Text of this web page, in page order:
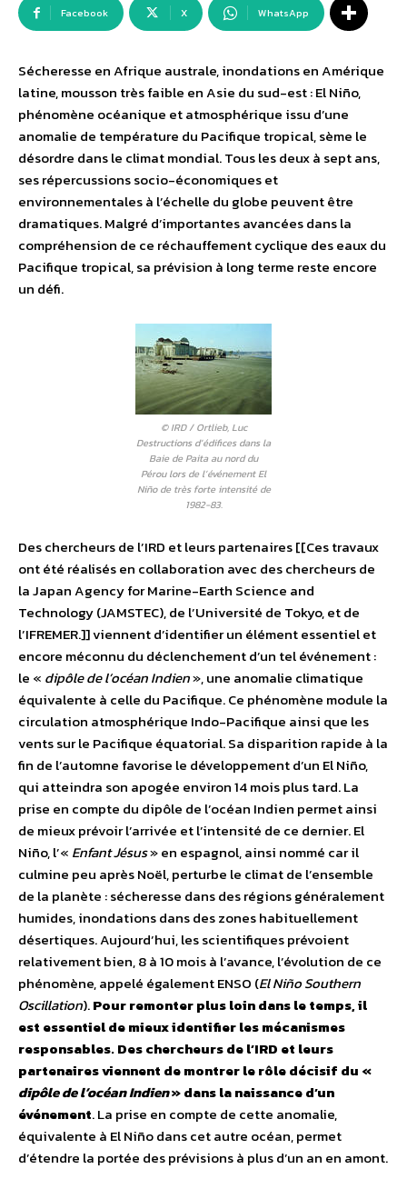
Facebook X WhatsApp
Sécheresse en Afrique australe, inondations en Amérique
latine, mousson très faible en Asie du sud-est : El Niño,
phénomène océanique et atmosphérique issu d’une
anomalie de température du Pacifique tropical, sème le
désordre dans le climat mondial. Tous les deux à sept ans,
ses répercussions socio-économiques et
environnementales à l’échelle du globe peuvent être
dramatiques. Malgré d’importantes avancées dans la
compréhension de ce réchauffement cyclique des eaux du
Pacifique tropical, sa prévision à long terme reste encore
un défi.
© IRD / Ortlieb, Luc
Destructions d’édifices dans la
Baie de Paita au nord du
Pérou lors de l’événement El
Niño de très forte intensité de
1982-83.
Des chercheurs de l’IRD et leurs partenaires [[Ces travaux
ont été réalisés en collaboration avec des chercheurs de
la Japan Agency for Marine-Earth Science and
Technology (JAMSTEC), de l’Université de Tokyo, et de
l’IFREMER.]] viennent d’identifier un élément essentiel et
encore méconnu du déclenchement d’un tel événement :
le « dipôle de l’océan Indien», une anomalie climatique
équivalente à celle du Pacifique. Ce phénomène module la
circulation atmosphérique Indo-Pacifique ainsi que les
vents sur le Pacifique équatorial. Sa disparition rapide à la
fin de l’automne favorise le développement d’un El Niño,
qui atteindra son apogée environ 14 mois plus tard. La
prise en compte du dipôle de l’océan Indien permet ainsi
de mieux prévoir l’arrivée et l’intensité de ce dernier. El
Niño, l’« Enfant Jésus» en espagnol, ainsi nommé car il
culmine peu après Noël, perturbe le climat de l’ensemble
de la planète : sécheresse dans des régions généralement
humides, inondations dans des zones habituellement
désertiques. Aujourd’hui, les scientifiques prévoient
relativement bien, 8 à 10 mois à l’avance, l’évolution de ce
phénomène, appelé également ENSO (El Niño Southern
Oscillation).Pour remonter plus loin dans le temps, il
est essentiel de mieux identifier les mécanismes
responsables. Des chercheurs de l’IRD et leurs
partenaires viennent de montrer le rôle décisif du «
dipôle de l’océan Indien» dans la naissance d’un
événement. La prise en compte de cette anomalie,
équivalente à El Niño dans cet autre océan, permet
d’étendre la portée des prévisions à plus d’un an en amont.